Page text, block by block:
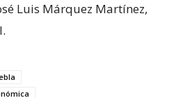
Luis Márquez Martínez,